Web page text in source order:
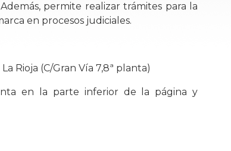
permite realizar trámites para la
en procesos judiciales.
Rioja (C/Gran Vía 7,8ª planta)
en la parte inferior de la página y